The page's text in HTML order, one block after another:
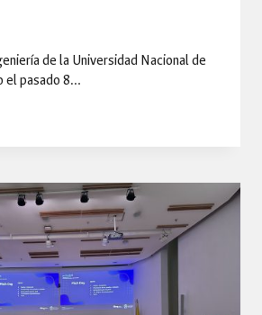
de la Universidad Nacional de
el pasado 8…